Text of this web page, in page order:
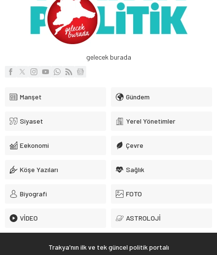
gelecek burada
Manşet Gündem
Siyaset Yerel Yönetimler
Eekonomi Çevre
Köşe Yazıları Sağlık
Biyografi FOTO
VİDEO ASTROLOJİ
Trakya'nın ilk ve tek güncel politik portalı